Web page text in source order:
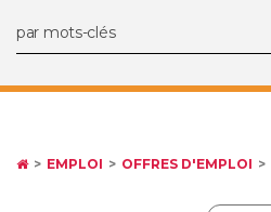
EMPLOI OFFRES D'EMPLOI